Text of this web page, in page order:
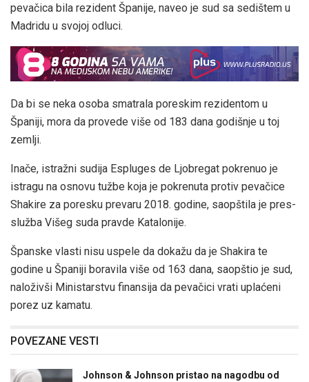
pevačica bila rezident Španije, naveo je sud sa sedištem u
Madridu u svojoj odluci.
Da bi se neka osoba smatrala poreskim rezidentom u
Španiji, mora da provede više od 183 dana godišnje u toj
zemlji.
Inače, istražni sudija Espluges de Ljobregat pokrenuo je
istragu na osnovu tužbe koja je pokrenuta protiv pevačice
Shakire za poresku prevaru 2018. godine, saopštila je pres-
služba Višeg suda pravde Katalonije.
Španske vlasti nisu uspele da dokažu da je Shakira te
godine u Španiji boravila više od 163 dana, saopštio je sud,
naloživši Ministarstvu finansija da pevačici vrati uplaćeni
porez uz kamatu.
POVEZANE VESTI
Johnson & Johnson pristao na nagodbu od